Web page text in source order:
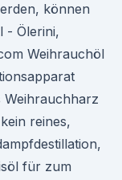
können
- Ölerini,
Weihrauchöl
Weihrauchharz
reines,
für zum